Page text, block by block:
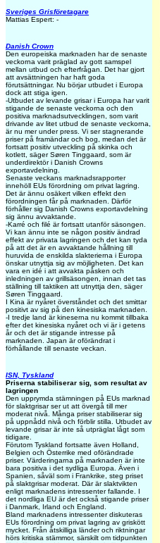
Sveriges Grisföretagare
Mattias Espert: -
Danish Crown
Den europeiska marknaden har de senaste
veckorna varit präglad av gott samspel
mellan utbud och efterfrågan. Det har gjort
att avsättningen har haft goda
förutsättningar. Nu börjar utbudet i Europa
dock att stiga igen.
-Utbudet av levande grisar i Europa har varit
stigande de senaste veckorna och den
positiva marknadsutvecklingen, som varit
drivande av litet utbud de senaste veckorna,
är nu mer under press. Vi ser stagnerande
priser på framändar och bog, medan det är
fortsatt positiv utveckling på skinka och
kotlett, säger Søren Tinggaard, som är
underdirektör i Danish Crowns
exportavdelning.
Senaste veckans marknadsrapporter
innehöll EUs förordning om privat lagring.
Det är ännu osäkert vilken effekt den
förordningen får på marknaden. Därför
förhåller sig Danish Crowns exportavdelning
sig ännu avvaktande.
-Karré och filé är fortsatt utanför säsongen.
Vi kan ännu inte se någon positiv ändrad
effekt av privata lagringen och det kan tyda
på att det är en avvaktande hållning till
huruvida de enskilda slakterierna i Europa
önskar utnyttja sig av möjligheten. Det kan
vara en idé i att avvakta påsken och
inledningen av grillsäsongen, innan det tas
ställning till taktiken att utnyttja den, säger
Søren Tinggaard.
I Kina är nyåret överståndet och det smittar
positivt av sig på den kinesiska marknaden.
-I tredje land är kineserna nu kommit tillbaka
efter det kinesiska nyåret och vi är i getens
år och det är stigande intresse på
marknaden. Japan är oförändrat i
förhållande till senaste veckan.
ISN, Tyskland
Priserna stabiliserar sig, som resultat av
lagringen
Den upprymda stämningen på EUs marknad
för slaktgrisar ser ut att övergå till mer
moderat nivå. Många priser stabiliserar sig
på uppnådd nivå och förblir stilla. Utbudet av
levande grisar är inte så utpräglat lågt som
tidigare.
Förutom Tyskland fortsatte även Holland,
Belgien och Österrike med oförändrade
priser. Värderingarna på marknaden är inte
bara positiva i det sydliga Europa. Även i
Spanien, såväl som i Frankrike, steg priset
på slaktgrisar moderat. Där är slaktvikten
enligt marknadens intressenter fallande. I
det nordliga EU är det också stigande priser
i Danmark, Irland och England.
Bland marknadens intressenter diskuteras
EUs förordning om privat lagring av griskött
mycket. Från åtskilliga länder och riktningar
hörs kritiska stämmor, särskilt om tidpunkten